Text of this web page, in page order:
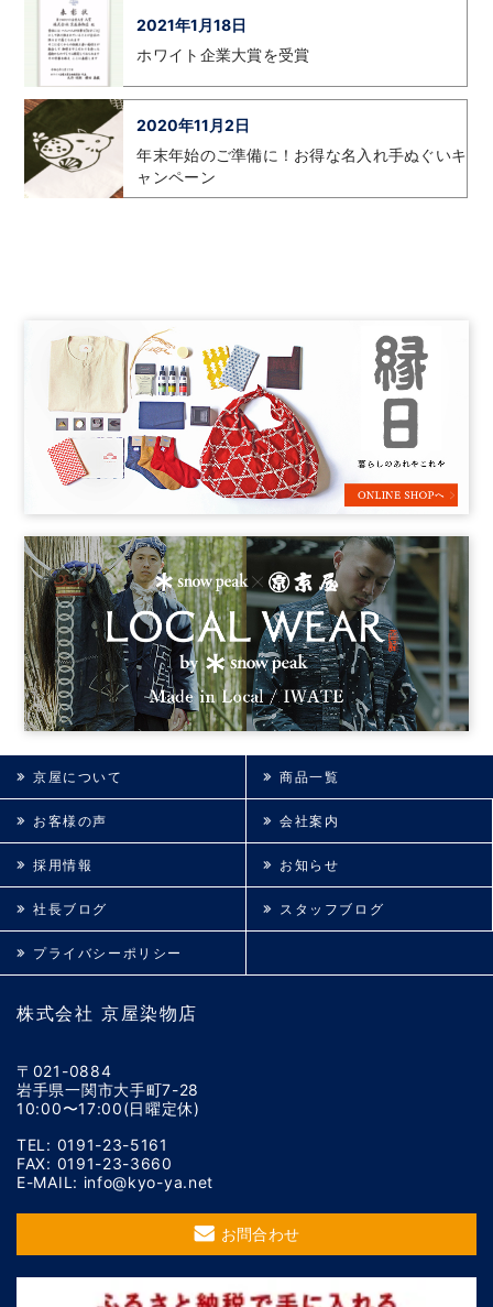
2021年1月18日
ホワイト企業大賞を受賞
2020年11月2日
年末年始のご準備に！お得な名入れ手ぬぐいキ
ャンペーン
株式会社 京屋染物店
〒021-0884
岩手県一関市大手町7-28
10:00〜17:00(日曜定休)
TEL: 0191-23-5161
FAX: 0191-23-3660
E-MAIL: info@kyo-ya.net
お問合わせ
京屋について 商品一覧
お客様の声 会社案内
採用情報 お知らせ
社長ブログ スタッフブログ
プライバシーポリシー